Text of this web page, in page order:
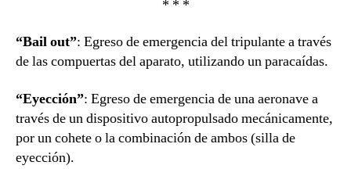
* * *
“Bail out”: Egreso de emergencia del tripulante a través
de las compuertas del aparato, utilizando un paracaídas.
“Eyección”: Egreso de emergencia de una aeronave a
través de un dispositivo autopropulsado mecánicamente,
por un cohete o la combinación de ambos (silla de
eyección).